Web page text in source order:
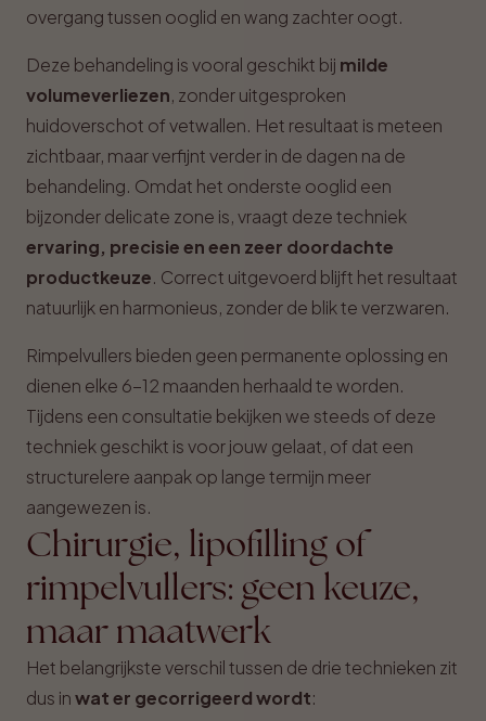
overgang tussen ooglid en wang zachter oogt.
Deze behandeling is vooral geschikt bij milde
volumeverliezen, zonder uitgesproken
huidoverschot of vetwallen. Het resultaat is meteen
zichtbaar, maar verfijnt verder in de dagen na de
behandeling. Omdat het onderste ooglid een
bijzonder delicate zone is, vraagt deze techniek
ervaring, precisie en een zeer doordachte
productkeuze. Correct uitgevoerd blijft het resultaat
natuurlijk en harmonieus, zonder de blik te verzwaren.
Rimpelvullers bieden geen permanente oplossing en
dienen elke 6-12 maanden herhaald te worden.
Tijdens een consultatie bekijken we steeds of deze
techniek geschikt is voor jouw gelaat, of dat een
structurelere aanpak op lange termijn meer
aangewezen is.
Chirurgie, lipofilling of
rimpelvullers: geen keuze,
maar maatwerk
Het belangrijkste verschil tussen de drie technieken zit
dus inwat er gecorrigeerd wordt: